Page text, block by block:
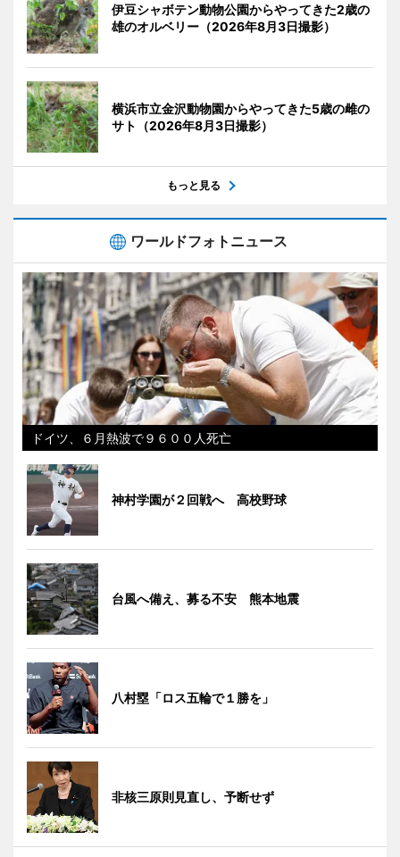
伊豆シャボテン動物公園からやってきた2歳の
雄のオルベリー（2026年8月3日撮影）
横浜市立金沢動物園からやってきた5歳の雌の
サト（2026年8月3日撮影）
もっと見る
ワールドフォトニュース
ドイツ、６月熱波で９６００人死亡
神村学園が２回戦へ 高校野球
台風へ備え、募る不安 熊本地震
八村塁「ロス五輪で１勝を」
非核三原則見直し、予断せず